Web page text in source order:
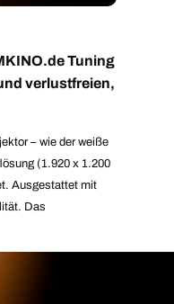
Tuning
verlustfreien,
– wie der weiße
(1.920 x 1.200
Ausgestattet mit
Das